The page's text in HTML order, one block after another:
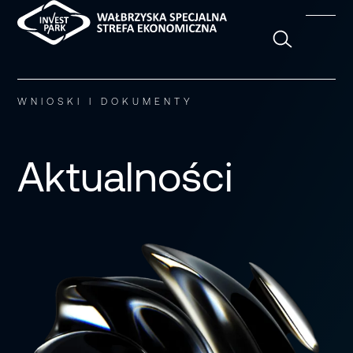
WNIOSKI I DOKUMENTY
Aktualności